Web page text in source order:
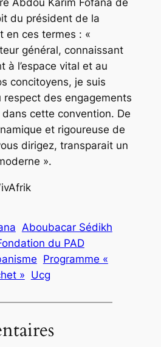
Abdou Karim Fofana de
du président de la
en ces termes : «
général, connaissant
à l’espace vital et au
concitoyens, je suis
des engagements
cette convention. De
et rigoureuse de
dirigez, transparait un
».
Aboubacar Sédikh
du PAD
Programme «
» Ucg